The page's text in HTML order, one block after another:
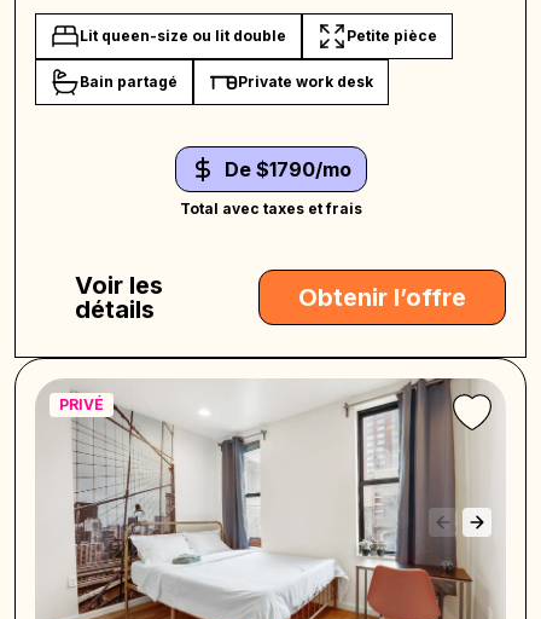
Lit queen-size ou lit double Petite pièce
Bain partagé Private work desk
De $1790/mo
Total avec taxes et frais
Voir les
détails
Obtenir l’offre
PRIVÉ